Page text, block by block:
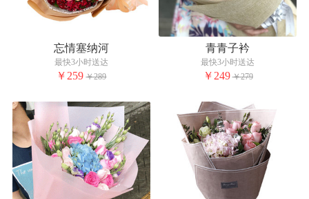
忘情塞纳河
最快3小时送达
￥259 ￥289
青青子衿
最快3小时送达
￥249 ￥279